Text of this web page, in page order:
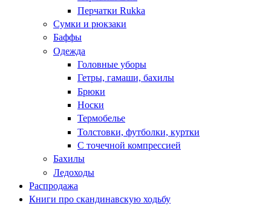
Перчатки Rukka
Сумки и рюкзаки
Баффы
Одежда
Головные уборы
Гетры, гамаши, бахилы
Брюки
Носки
Термобелье
Толстовки, футболки, куртки
С точечной компрессией
Бахилы
Ледоходы
Распродажа
Книги про скандинавскую ходьбу